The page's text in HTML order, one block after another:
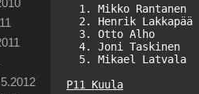
1. Mikko Rantanen
2. Henrik Lakkapää
3. Otto Alho
4. Joni Taskinen
5. Mikael Latvala
P11 Kuula